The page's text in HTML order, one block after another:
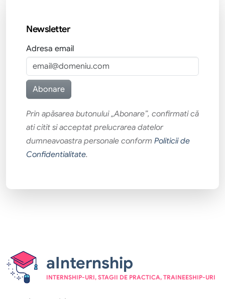
Newsletter
Adresa email
Prin apăsarea butonului „Abonare”, confirmati că
ati citit si acceptat prelucrarea datelor
dumneavoastra personale conform Politicii de
Confidentialitate.
aInternship
INTERNSHIP-URI, STAGII DE PRACTICA, TRAINEESHIP-URI